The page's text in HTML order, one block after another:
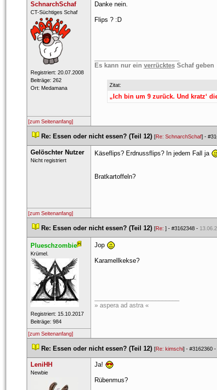
SchnarchSchaf
CT-Sü​chtig​es Sc​haf​
Registriert: 20.07.2008
Beiträge: 262
Ort: Medamana
Danke nein.
Flips ? :D
Es kann nur ein verrückte Schaf geben
Zitat:
„Ich bin um 9 zurück. Und kratz‘
[zum Seitenanfang]
Re: Essen oder nicht essen? (Teil 12) [Re: SchnarchSchaf] -
Gelöschter Nutzer
Nicht registriert
Käseflips? Erdnussflips? In jedem Fall ja
Bratkartoffeln?
[zum Seitenanfang]
Re: Essen oder nicht essen? (Teil 12) [Re: ] - #3162348 -
Plueschzombie
​Krümel.
Registriert: 15.10.2017
Beiträge: 984
Jop
Karamellkekse?
» aspera ad astra «
[zum Seitenanfang]
Re: Essen oder nicht essen? (Teil 12) [Re: kimschi] - #3162360 -
LeniHH
​Newbie
Ja!
Rübenmus?